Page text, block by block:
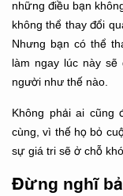
những điều bạn
không thể thay đổi
Nhưng bạn có thể
làm ngay lúc này
người như thế nào.
Không phải ai cũng
cùng, vì thế họ bỏ
sự giá tri sẽ ở chỗ
Đừng nghĩ